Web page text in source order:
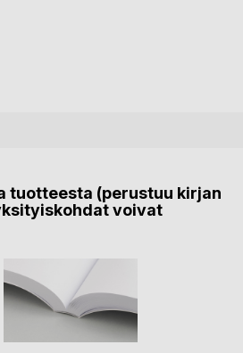
tuotteesta (perustuu kirjan
voivat